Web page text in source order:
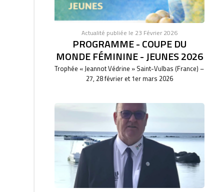
Actualité publiée le 23 Février 2026
PROGRAMME - COUPE DU
MONDE FÉMININE - JEUNES 2026
Trophée « Jeannot Védrine » Saint-Vulbas (France) –
27, 28 février et 1er mars 2026